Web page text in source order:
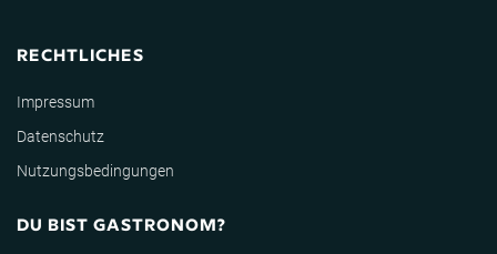
RECHTLICHES
Impressum
Datenschutz
Nutzungsbedingungen
DU BIST GASTRONOM?